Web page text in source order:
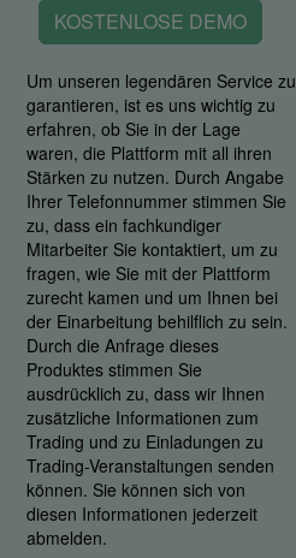
KOSTENLOSE DEMO
Um unseren legendären Service zu
garantieren, ist es uns wichtig zu
erfahren, ob Sie in der Lage
waren, die Plattform mit all ihren
Stärken zu nutzen. Durch Angabe
Ihrer Telefonnummer stimmen Sie
zu, dass ein fachkundiger
Mitarbeiter Sie kontaktiert, um zu
fragen, wie Sie mit der Plattform
zurecht kamen und um Ihnen bei
der Einarbeitung behilflich zu sein.
Durch die Anfrage dieses
Produktes stimmen Sie
ausdrücklich zu, dass wir Ihnen
zusätzliche Informationen zum
Trading und zu Einladungen zu
Trading-Veranstaltungen senden
können. Sie können sich von
diesen Informationen jederzeit
abmelden.